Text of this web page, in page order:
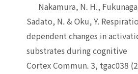
Nakamura, N. H.,
Sadato, N. & Oku, Y.
dependent changes in
substrates during cognitive
Cortex Commun. 3, tgac038